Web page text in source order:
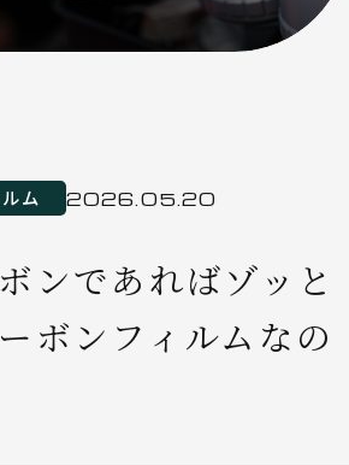
ム 2026.05.20
ンであればゾッと
ボンフィルムなの